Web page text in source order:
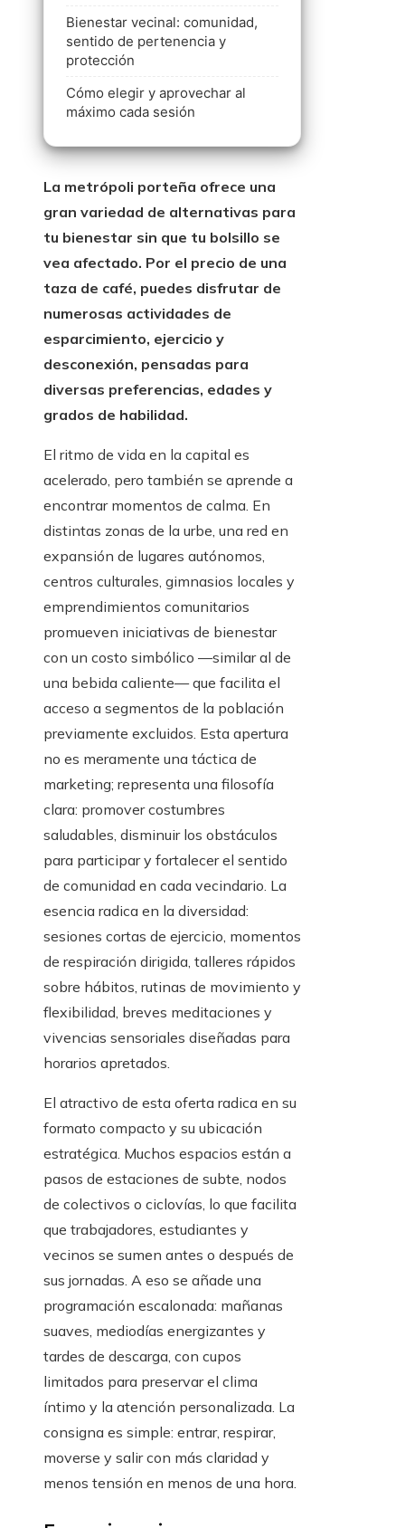
Bienestar vecinal: comunidad,
sentido de pertenencia y
protección
Cómo elegir y aprovechar al
máximo cada sesión
La metrópoli porteña ofrece una
gran variedad de alternativas para
tu bienestar sin que tu bolsillo se
vea afectado. Por el precio de una
taza de café, puedes disfrutar de
numerosas actividades de
esparcimiento, ejercicio y
desconexión, pensadas para
diversas preferencias, edades y
grados de habilidad.
El ritmo de vida en la capital es
acelerado, pero también se aprende a
encontrar momentos de calma. En
distintas zonas de la urbe, una red en
expansión de lugares autónomos,
centros culturales, gimnasios locales y
emprendimientos comunitarios
promueven iniciativas de bienestar
con un costo simbólico —similar al de
una bebida caliente— que facilita el
acceso a segmentos de la población
previamente excluidos. Esta apertura
no es meramente una táctica de
marketing; representa una filosofía
clara: promover costumbres
saludables, disminuir los obstáculos
para participar y fortalecer el sentido
de comunidad en cada vecindario. La
esencia radica en la diversidad:
sesiones cortas de ejercicio, momentos
de respiración dirigida, talleres rápidos
sobre hábitos, rutinas de movimiento y
flexibilidad, breves meditaciones y
vivencias sensoriales diseñadas para
horarios apretados.
El atractivo de esta oferta radica en su
formato compacto y su ubicación
estratégica. Muchos espacios están a
pasos de estaciones de subte, nodos
de colectivos o ciclovías, lo que facilita
que trabajadores, estudiantes y
vecinos se sumen antes o después de
sus jornadas. A eso se añade una
programación escalonada: mañanas
suaves, mediodías energizantes y
tardes de descarga, con cupos
limitados para preservar el clima
íntimo y la atención personalizada. La
consigna es simple: entrar, respirar,
moverse y salir con más claridad y
menos tensión en menos de una hora.